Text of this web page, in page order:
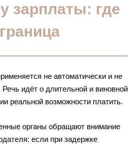
зарплаты: где
не автоматически и не
идёт о длительной и виновной
реальной возможности платить.
органы обращают внимание
если при задержке